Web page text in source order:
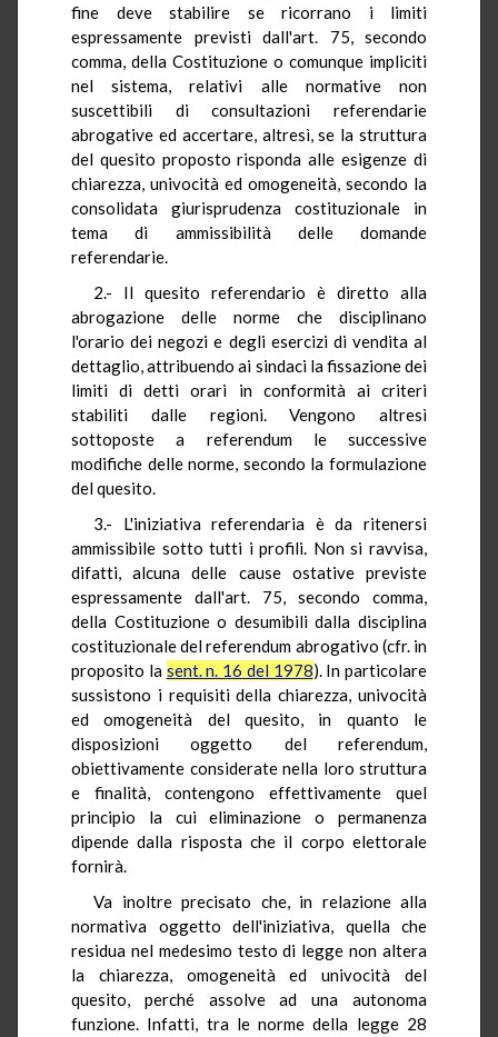
fine deve stabilire se ricorrano i limiti
espressamente previsti dall'art. 75, secondo
comma, della Costituzione o comunque impliciti
nel sistema, relativi alle normative non
suscettibili di consultazioni referendarie
abrogative ed accertare, altresì, se la struttura
del quesito proposto risponda alle esigenze di
chiarezza, univocità ed omogeneità, secondo la
consolidata giurisprudenza costituzionale in
tema di ammissibilità delle domande
referendarie.
2.- Il quesito referendario è diretto alla
abrogazione delle norme che disciplinano
l'orario dei negozi e degli esercizi di vendita al
dettaglio, attribuendo ai sindaci la fissazione dei
limiti di detti orari in conformità ai criteri
stabiliti dalle regioni. Vengono altresì
sottoposte a referendum le successive
modifiche delle norme, secondo la formulazione
del quesito.
3.- L'iniziativa referendaria è da ritenersi
ammissibile sotto tutti i profili. Non si ravvisa,
difatti, alcuna delle cause ostative previste
espressamente dall'art. 75, secondo comma,
della Costituzione o desumibili dalla disciplina
costituzionale del referendum abrogativo (cfr. in
proposito la sent. n. 16 del 1978). In particolare
sussistono i requisiti della chiarezza, univocità
ed omogeneità del quesito, in quanto le
disposizioni oggetto del referendum,
obiettivamente considerate nella loro struttura
e finalità, contengono effettivamente quel
principio la cui eliminazione o permanenza
dipende dalla risposta che il corpo elettorale
fornirà.
Va inoltre precisato che, in relazione alla
normativa oggetto dell'iniziativa, quella che
residua nel medesimo testo di legge non altera
la chiarezza, omogeneità ed univocità del
quesito, perché assolve ad una autonoma
funzione. Infatti, tra le norme della legge 28